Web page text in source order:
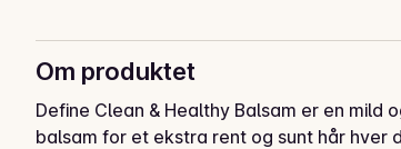
Om produktet
Define Clean & Healthy Balsam er en mild
balsam for et ekstra rent og sunt hår hver